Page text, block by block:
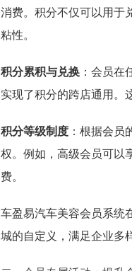
消费。积分不仅可以用于
粘性。
积分累积与兑换：会员在
实现了积分的跨店通用。
积分等级制度：根据会员
权。例如，高级会员可以
费。
车盈易汽车美容会员系统
城的自定义，满足企业多